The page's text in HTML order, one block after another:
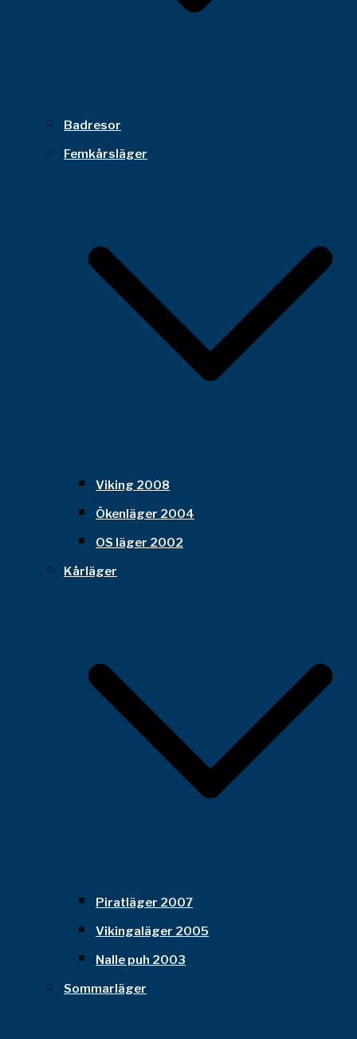
Badresor
Femkårsläger
Viking 2008
Ökenläger 2004
OS läger 2002
Kårläger
Piratläger 2007
Vikingaläger 2005
Nalle puh 2003
Sommarläger